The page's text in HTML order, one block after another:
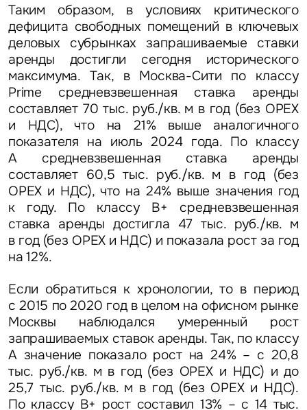
Таким образом, в условиях критического
дефицита свободных помещений в ключевых
деловых субрынках запрашиваемые ставки
аренды достигли сегодня исторического
максимума. Так, в Москва-Сити по классу
Prime средневзвешенная ставка аренды
составляет 70 тыс. руб./кв. м в год (без OPEX
и НДС), что на 21% выше аналогичного
показателя на июль 2024 года. По классу
А средневзвешенная ставка аренды
составляет 60,5 тыс. руб./кв. м в год (без
OPEX и НДС), что на 24% выше значения год
к году. По классу В+ средневзвешенная
ставка аренды достигла 47 тыс. руб./кв. м
в год (без OPEX и НДС) и показала рост за год
на 12%.
Если обратиться к хронологии, то в период
с 2015 по 2020 год в целом на офисном рынке
Москвы наблюдался умеренный рост
запрашиваемых ставок аренды. Так, по классу
А значение показало рост на 24% – с 20,8
тыс. руб./кв. м в год (без OPEX и НДС) и до
25,7 тыс. руб./кв. м в год (без OPEX и НДС).
По классу В+ рост составил 13% – с 14 тыс.